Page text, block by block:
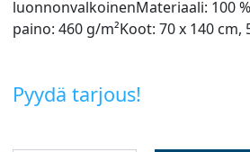
luonnonvalkoinenMateriaali: 100
paino: 460 g/m²Koot: 70 x 140 cm,
Pyydä tarjous!